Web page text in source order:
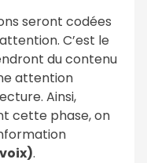
seront codées
C’est le
du contenu
attention
Ainsi,
cette phase, on
.